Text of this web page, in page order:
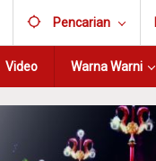
Pencarian
Video Warna Warni